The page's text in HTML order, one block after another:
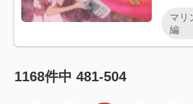
マリ
編
1168件中 481-504